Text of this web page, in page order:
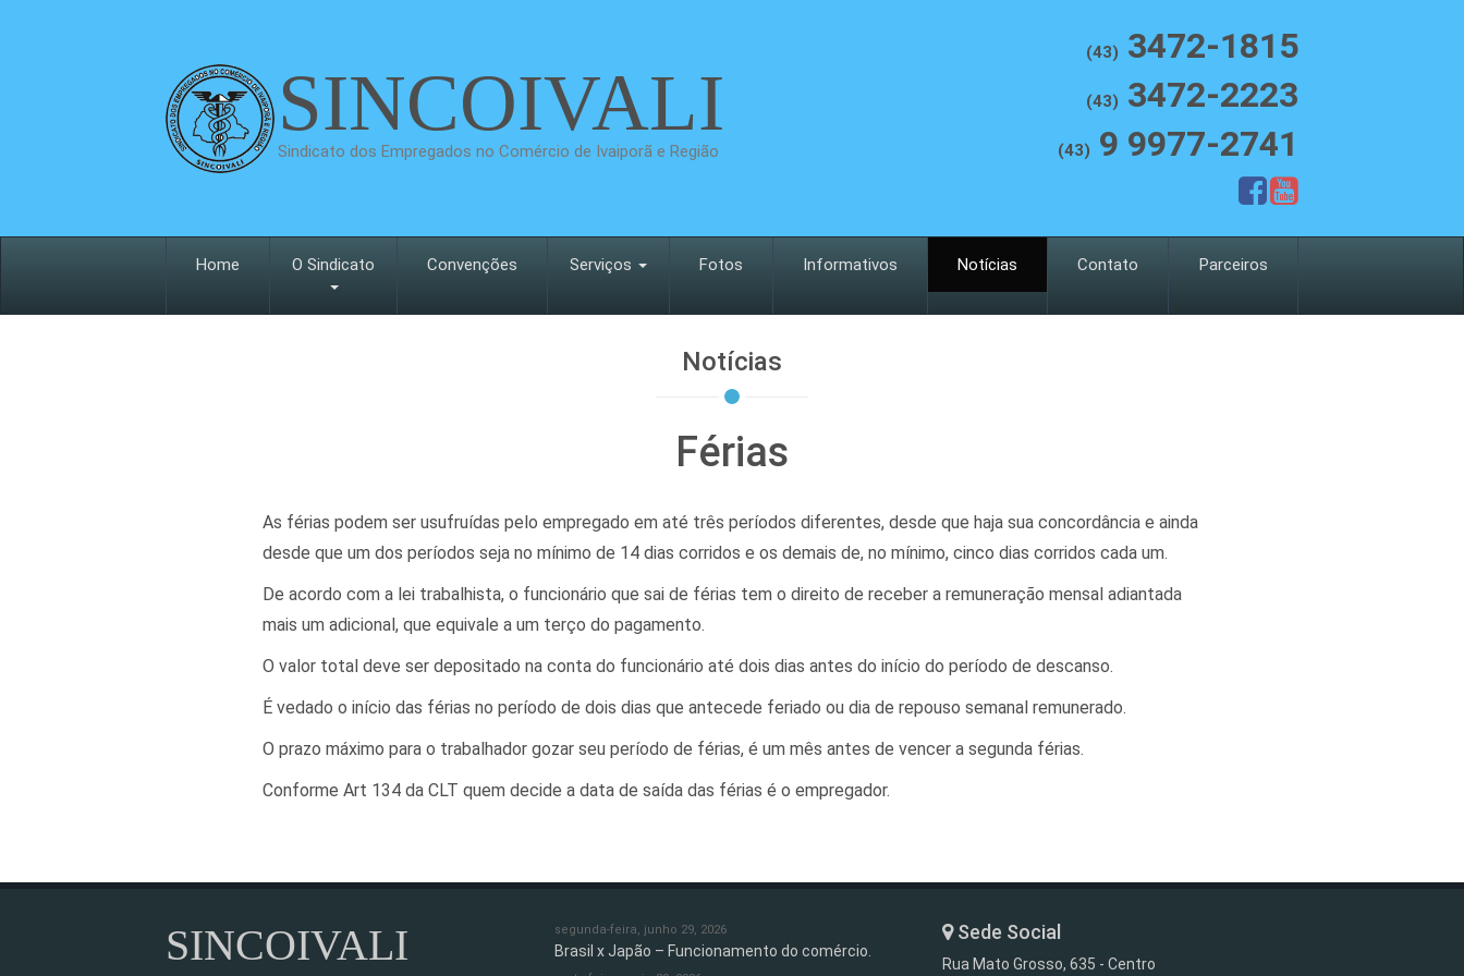
SINCOIVALI
Sindicato dos Empregados no Comércio de Ivaiporã e Região
(43) 3472-1815
(43) 3472-2223
(43) 9 9977-2741
Home O Sindicato Convenções Serviços Fotos Informativos Notícias Contato Parceiros
Notícias
Férias
As férias podem ser usufruídas pelo empregado em até três períodos diferentes, desde que haja sua concordância e ainda
desde que um dos períodos seja no mínimo de 14 dias corridos e os demais de, no mínimo, cinco dias corridos cada um.
De acordo com a lei trabalhista, o funcionário que sai de férias tem o direito de receber a remuneração mensal adiantada
mais um adicional, que equivale a um terço do pagamento.
O valor total deve ser depositado na conta do funcionário até dois dias antes do início do período de descanso.
É vedado o início das férias no período de dois dias que antecede feriado ou dia de repouso semanal remunerado.
O prazo máximo para o trabalhador gozar seu período de férias, é um mês antes de vencer a segunda férias.
Conforme Art 134 da CLT quem decide a data de saída das férias é o empregador.
SINCOIVALI segunda-feira, junho 29, 2026
Brasil x Japão – Funcionamento do comércio.
Sede Social
Rua Mato Grosso, 635 - Centro